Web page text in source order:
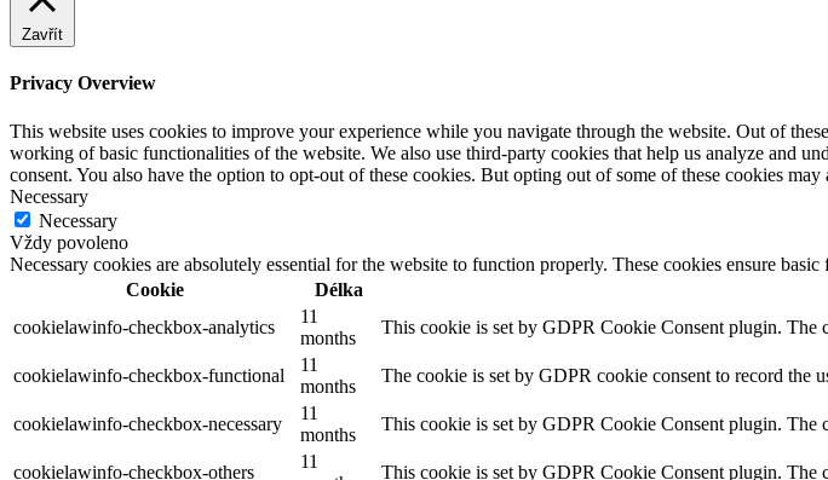
Zavřít
Privacy Overview
This website uses cookies to improve your experience while you navigate through the website. Out of
working of basic functionalities of the website. We also use third-party cookies that help us analyze and
consent. You also have the option to opt-out of these cookies. But opting out of some of these cookies
Necessary
Necessary
Vždy povoleno
Necessary cookies are absolutely essential for the website to function properly. These cookies ensure
Cookie
Délka
cookielawinfo-checkbox-analytics
11
months
This cookie is set by GDPR Cookie Consent plugin. The
cookielawinfo-checkbox-functional
11
months
The cookie is set by GDPR cookie consent to record the
cookielawinfo-checkbox-necessary
11
months
This cookie is set by GDPR Cookie Consent plugin. The
cookielawinfo-checkbox-others
11
This cookie is set by GDPR Cookie Consent plugin. The